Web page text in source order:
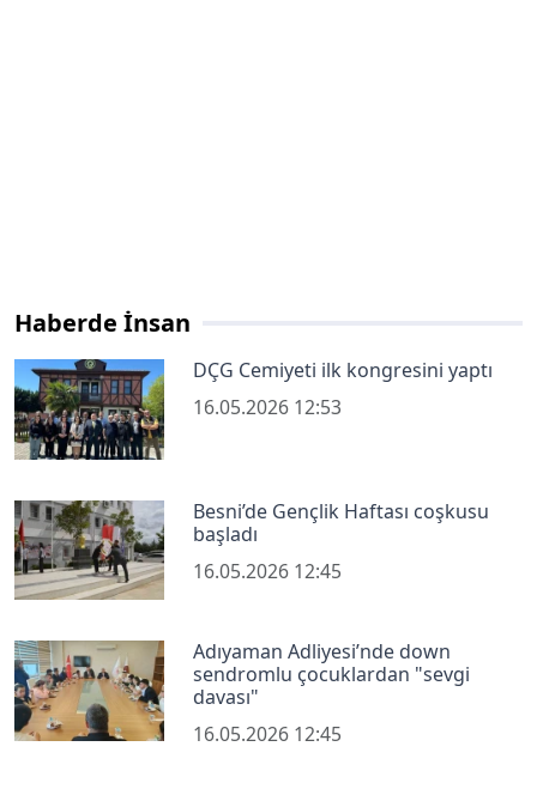
Haberde İnsan
DÇG Cemiyeti ilk kongresini yaptı
16.05.2026 12:53
Besni’de Gençlik Haftası coşkusu
başladı
16.05.2026 12:45
Adıyaman Adliyesi’nde down
sendromlu çocuklardan "sevgi
davası"
16.05.2026 12:45